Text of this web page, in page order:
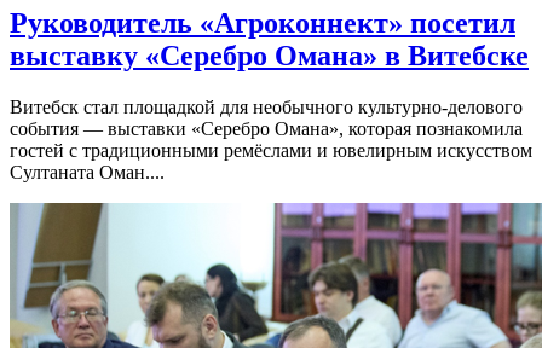
Руководитель «Агроконнект» посетил
выставку «Серебро Омана» в Витебске
Витебск стал площадкой для необычного культурно-делового
события — выставки «Серебро Омана», которая познакомила
гостей с традиционными ремёслами и ювелирным искусством
Султаната Оман....